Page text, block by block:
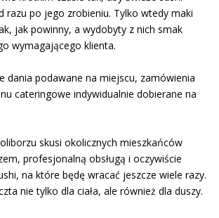
razu po jego zrobieniu. Tylko wtedy maki
jak powinny, a wydobyty z nich smak
wymagającego klienta.
dania podawane na miejscu, zamówienia
cateringowe indywidualnie dobierane na
skusi okolicznych mieszkańców
profesjonalną obsługą i oczywiście
na które będę wracać jeszcze wiele razy.
nie tylko dla ciała, ale również dla duszy.